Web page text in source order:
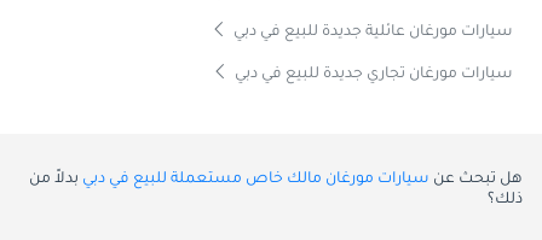
سيارات مورغان عائلية جديدة للبيع في دبي
سيارات مورغان تجاري جديدة للبيع في دبي
هل تبحث عن سيارات مورغان مالك خاص مستعملة للبيع في دبي بدلاً من
ذلك؟